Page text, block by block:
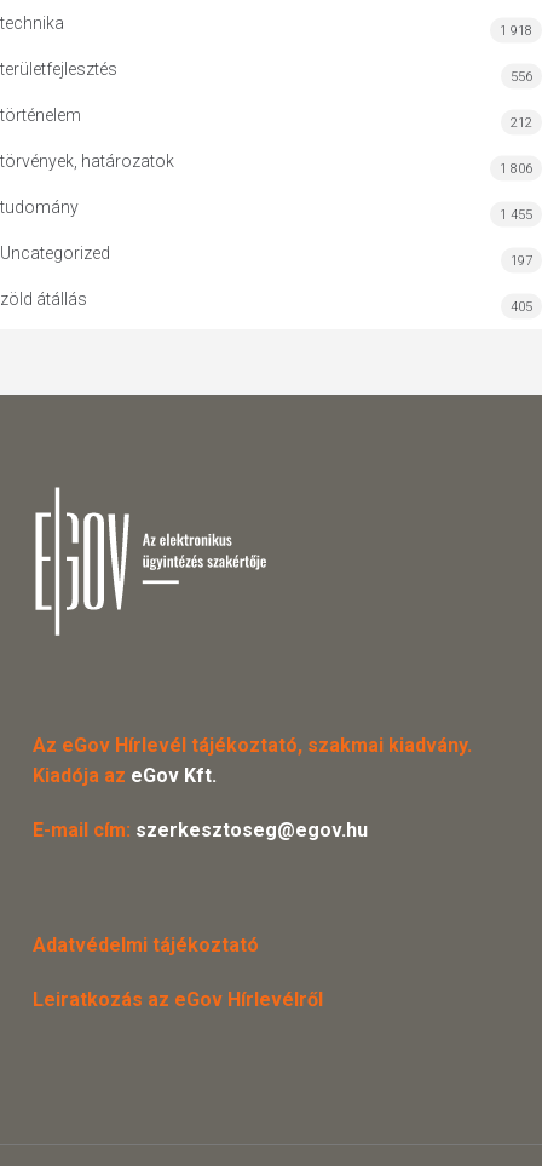
technika 1 918
területfejlesztés 556
történelem 212
törvények, határozatok 1 806
tudomány 1 455
Uncategorized 197
zöld átállás 405
Az eGov Hírlevél tájékoztató, szakmai kiadvány.
Kiadója az eGov Kft.
E-mail cím: szerkesztoseg@egov.hu
Adatvédelmi tájékoztató
Leiratkozás az eGov Hírlevélről